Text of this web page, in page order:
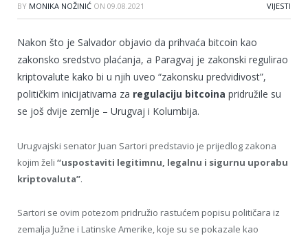
BY MONIKA NOŽINIĆ ON 09.08.2021 VIJESTI
Nakon što je Salvador objavio da prihvaća bitcoin kao
zakonsko sredstvo plaćanja, a Paragvaj je zakonski regulirao
kriptovalute kako bi u njih uveo “zakonsku predvidivost”,
političkim inicijativama za regulaciju bitcoina pridružile su
se još dvije zemlje – Urugvaj i Kolumbija.
Urugvajski senator Juan Sartori predstavio je prijedlog zakona
kojim želi “uspostaviti legitimnu, legalnu i sigurnu uporabu
kriptovaluta”.
Sartori se ovim potezom pridružio rastućem popisu političara iz
zemalja Južne i Latinske Amerike, koje su se pokazale kao